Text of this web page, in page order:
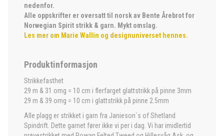
nedenfor.
Alle oppskrifter er oversatt til norsk av Bente Årebrot for
Norwegian Spirit strikk & garn. Mykt omslag.
Les mer om Marie Wallin og designuniverset hennes.
Produktinformasjon
Strikkefasthet
29 m & 31 omg = 10 cm i flerfarget glattstrikk på pinne 3mm
29 m & 39 omg = 10 cm i glattstrikk på pinne 2.5mm
Alle plagg er strikket i garn fra Janieson`s of Shetland
Spindrift. Dette garnet fører ikke vi per i dag. Vi har imidlertid